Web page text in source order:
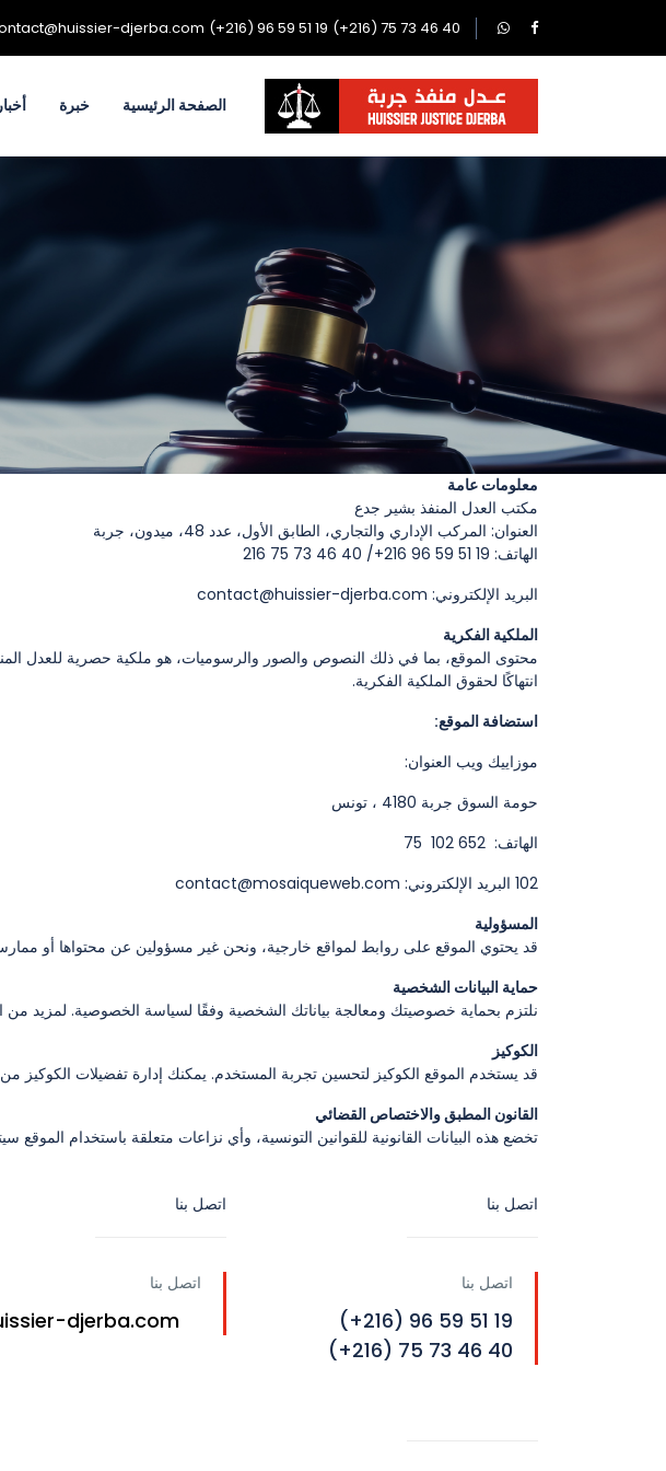
djerba.com (+216) 96 59 51 19 (+216) 75 73 46 40
الصفحة الرئيسية خبرة أخبار
معلومات عامة
مكتب العدل المنفذ بشير جدع
العنوان: المركب الإداري والتجاري، الطابق الأول، عدد 48، ميدون، جربة
الهاتف: 19 51 59 96 216+/ 40 46 73 75 216
البريد الإلكتروني: contact@huissier-djerba.com
الملكية الفكرية
محتوى الموقع، بما في ذلك النصوص والصور والرسوميات، هو ملكية حصرية للعدل
انتهاكًا لحقوق الملكية الفكرية.
استضافة الموقع:
موزاييك ويب العنوان:
حومة السوق جربة 4180 ، تونس
الهاتف: 652 102 75
102 البريد الإلكتروني: contact@mosaiqueweb.com
المسؤولية
قد يحتوي الموقع على روابط لمواقع خارجية، ونحن غير مسؤولين عن محتواها أو
حماية البيانات الشخصية
نلتزم بحماية خصوصيتك ومعالجة بياناتك الشخصية وفقًا لسياسة الخصوصية. لمزيد
الكوكيز
قد يستخدم الموقع الكوكيز لتحسين تجربة المستخدم. يمكنك إدارة تفضيلات الكوكيز
القانون المطبق والاختصاص القضائي
تخضع هذه البيانات القانونية للقوانين التونسية، وأي نزاعات متعلقة باستخدام
اتصل بنا
اتصل بنا
19 51 59 96 (216+)
40 46 73 75 (216+)
اتصل بنا
اتصل بنا
djerba.com